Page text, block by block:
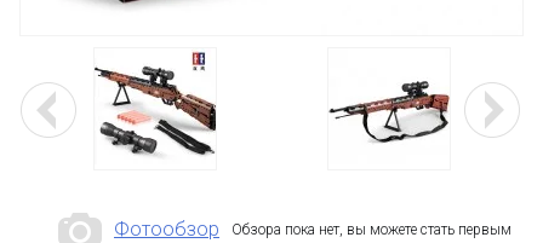
Фотообзор Обзора пока нет, вы можете стать первым